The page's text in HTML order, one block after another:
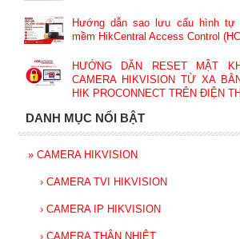
Hướng dẫn sao lưu cấu hình tự
mềm HikCentral Access Control
HƯỚNG DẪN RESET MẬT
CAMERA HIKVISION TỪ XA
HIK PROCONNECT TRÊN ĐIỆN
DANH MỤC NỔI BẬT
» CAMERA HIKVISION
› CAMERA TVI HIKVISION
› CAMERA IP HIKVISION
› CAMERA THÂN NHIỆT